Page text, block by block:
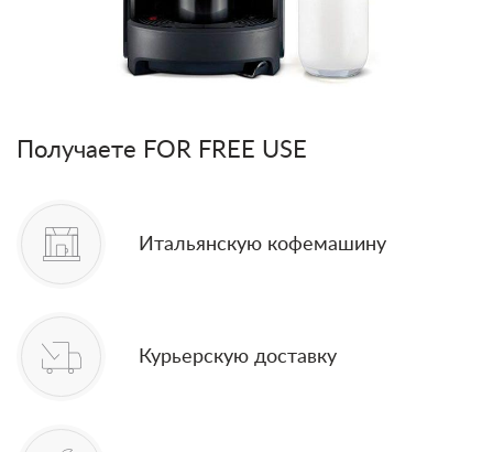
Получаете FOR FREE USE
Итальянскую кофемашину
Курьерскую доставку